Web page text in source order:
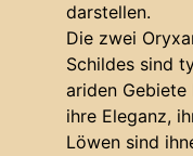
darstellen.
Die zwei
Schildes sind
ariden
ihre Eleganz,
Löwen sind